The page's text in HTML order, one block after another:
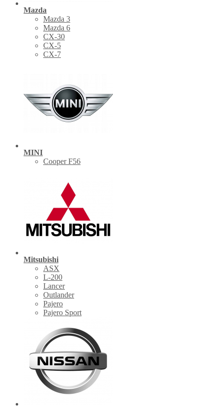
Mazda
Mazda 3
Mazda 6
CX-30
СХ-5
CX-7
MINI
Cooper F56
Mitsubishi
ASX
L-200
Lancer
Outlander
Pajero
Pajero Sport